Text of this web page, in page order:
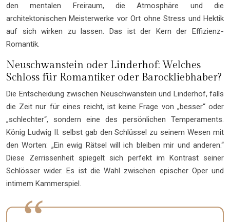
den mentalen Freiraum, die Atmosphäre und die
architektonischen Meisterwerke vor Ort ohne Stress und Hektik
auf sich wirken zu lassen. Das ist der Kern der Effizienz-
Romantik.
Neuschwanstein oder Linderhof: Welches
Schloss für Romantiker oder Barockliebhaber?
Die Entscheidung zwischen Neuschwanstein und Linderhof, falls
die Zeit nur für eines reicht, ist keine Frage von „besser“ oder
„schlechter“, sondern eine des persönlichen Temperaments.
König Ludwig II. selbst gab den Schlüssel zu seinem Wesen mit
den Worten: „Ein ewig Rätsel will ich bleiben mir und anderen.“
Diese Zerrissenheit spiegelt sich perfekt im Kontrast seiner
Schlösser wider. Es ist die Wahl zwischen epischer Oper und
intimem Kammerspiel.